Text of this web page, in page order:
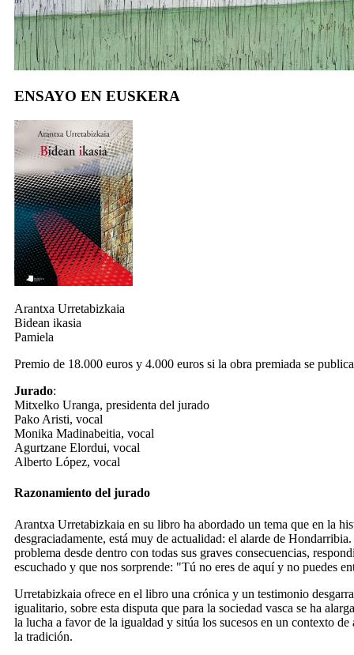
ENSAYO EN EUSKERA
Arantxa Urretabizkaia
Bidean ikasia
Pamiela
Premio de 18.000 euros y 4.000 euros si la obra premiada se
Jurado:
Mitxelko Uranga, presidenta del jurado
Pako Aristi, vocal
Monika Madinabeitia, vocal
Agurtzane Elordui, vocal
Alberto López, vocal
Razonamiento del jurado
Arantxa Urretabizkaia en su libro ha abordado un tema que en la
desgraciadamente, está muy de actualidad: el alarde de
problema desde dentro con todas sus graves consecuencias,
escuchado y que nos sorprende: "Tú no eres de aquí y no puedes
Urretabizkaia ofrece en el libro una crónica y un testimonio
igualitario, sobre esta disputa que para la sociedad vasca se ha
la lucha a favor de la igualdad y sitúa los sucesos en un contexto
la tradición.